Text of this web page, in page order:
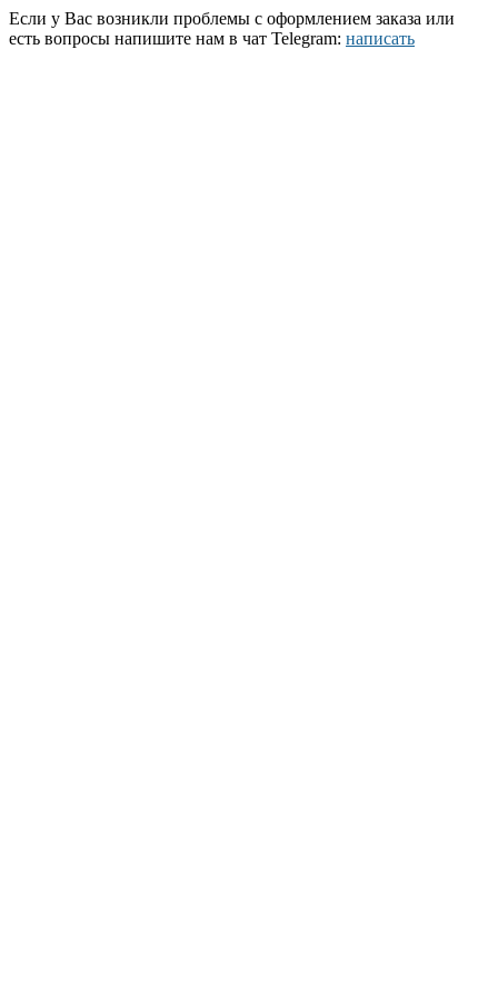
Если у Вас возникли проблемы с оформлением заказа или
есть вопросы напишите нам в чат Telegram: написать